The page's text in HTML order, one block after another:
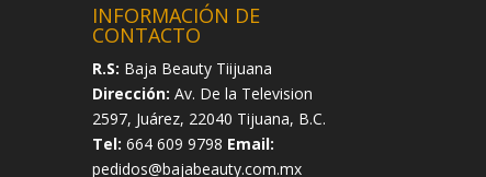
INFORMACIÓN DE
CONTACTO
R.S: Baja Beauty Tiijuana
Dirección: Av. De la Television
2597, Juárez, 22040 Tijuana, B.C.
Tel: 664 609 9798 Email:
pedidos@bajabeauty.com.mx